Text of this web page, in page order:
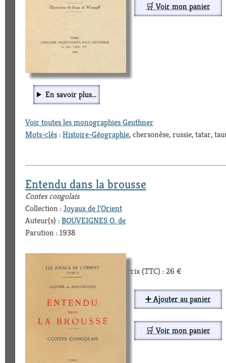
🛒 Voir mon panier
En savoir plus...
Voir toutes les monographies Geuthner
Mots-clés:Histoire-Géographie, chersonèse, russie, tatar,
Entendu dans la brousse
Contes congolais
Collection :Joyaux de l'Orient
Auteur(s) :BOUVEIGNES O. de
Parution : 1938
Prix (TTC) : 26 €
➕ Ajouter au panier
🛒 Voir mon panier